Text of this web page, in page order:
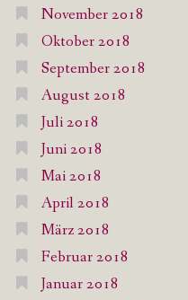
November 2018
Oktober 2018
September 2018
August 2018
Juli 2018
Juni 2018
Mai 2018
April 2018
März 2018
Februar 2018
Januar 2018